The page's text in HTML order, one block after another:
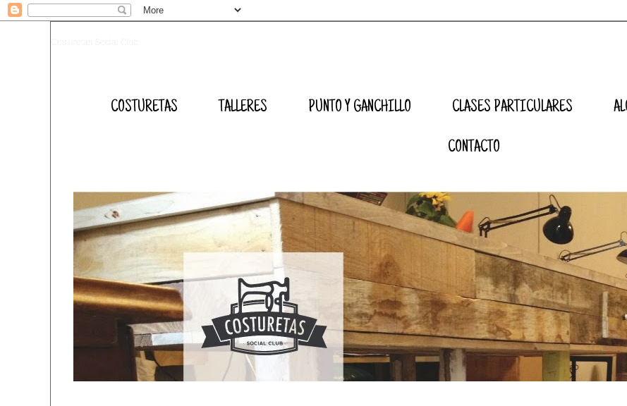
COSTURETAS TALLERES PUNTO Y GANCHILLO CLASES PARTICULARES
CONTACTO